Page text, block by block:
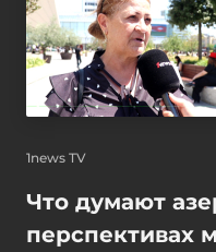
1news TV
Что думают
перспективах